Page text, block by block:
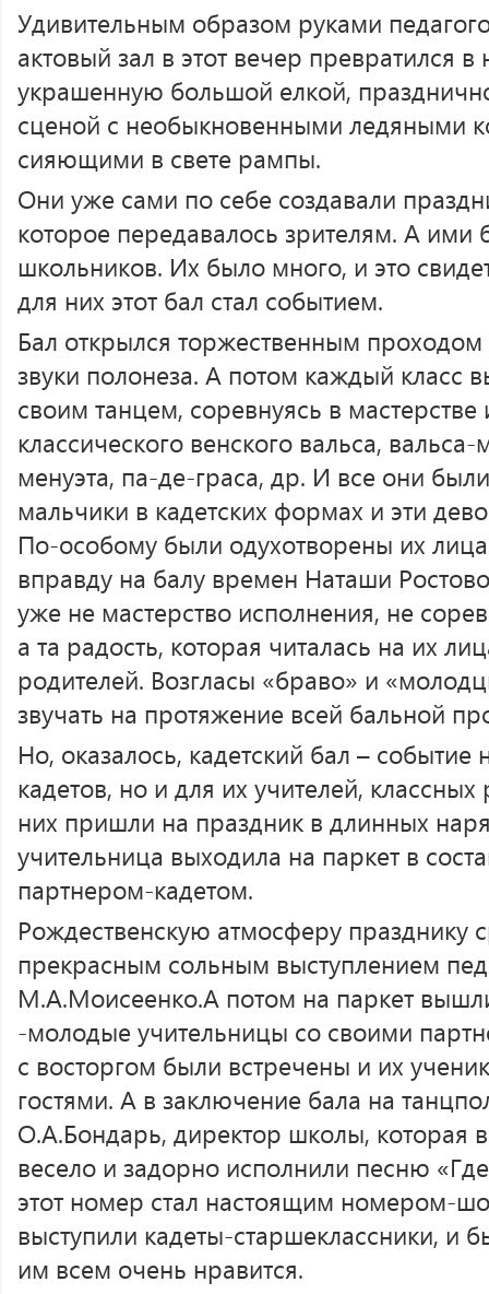
Удивительным образом руками
актовый зал в этот вечер превратился
украшенную большой елкой,
сценой с необыкновенными ледяными
сияющими в свете рампы.
Они уже сами по себе создавали
которое передавалось зрителям. А ими
школьников. Их было много, и это
для них этот бал стал событием.
Бал открылся торжественным проходом
звуки полонеза. А потом каждый класс
своим танцем, соревнуясь в
классического венского вальса,
менуэта, па-де-граса, др. И все они
мальчики в кадетских формах и эти
По-особому были одухотворены их
вправду на балу времен Наташи
уже не мастерство исполнения, не
а та радость, которая читалась на их
родителей. Возгласы «браво» и
звучать на протяжение всей бальной
Но, оказалось, кадетский бал – событие
кадетов, но и для их учителей,
них пришли на праздник в длинных
учительница выходила на паркет в
партнером-кадетом.
Рождественскую атмосферу празднику
прекрасным сольным выступлением
М.А.Моисеенко.А потом на паркет
-молодые учительницы со своими
с восторгом были встречены и их
гостями. А в заключение бала на
О.А.Бондарь, директор школы, которая
весело и задорно исполнили песню
этот номер стал настоящим номером-
выступили кадеты-старшеклассники, и
им всем очень нравится.